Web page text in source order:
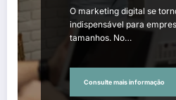
O marketing digital se
indispensável para
tamanhos. No…
Consulte mais informação